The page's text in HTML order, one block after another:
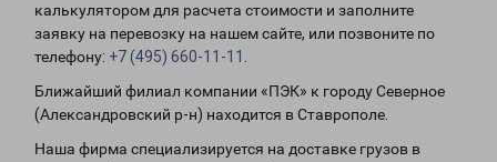
калькулятором для расчета стоимости и заполните
заявку на перевозку на нашем сайте, или позвоните по
телефону: +7 (495) 660-11-11
Ближайший филиал компании «ПЭК» к городу Северное
(Александровский р-н) находится в Ставрополе.
Наша фирма специализируется на доставке грузов в